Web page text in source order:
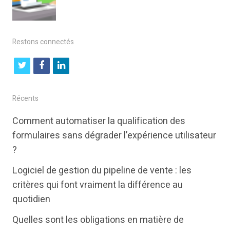
Restons connectés
t
i
t
r
f
b
k
l
k
e
n
Récents
Comment automatiser la qualification des
formulaires sans dégrader l’expérience utilisateur
?
Logiciel de gestion du pipeline de vente : les
critères qui font vraiment la différence au
quotidien
Quelles sont les obligations en matière de